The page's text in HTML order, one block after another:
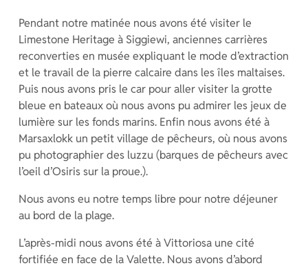
Pendant notre matinée nous avons été visiter le
Limestone Heritage à Siggiewi, anciennes carrières
reconverties en musée expliquant le mode d’extraction
et le travail de la pierre calcaire dans les îles maltaises.
Puis nous avons pris le car pour aller visiter la grotte
bleue en bateaux où nous avons pu admirer les jeux de
lumière sur les fonds marins. Enfin nous avons été à
Marsaxlokk un petit village de pêcheurs, où nous avons
pu photographier des luzzu (barques de pêcheurs avec
l’oeil d’Osiris sur la proue.).
Nous avons eu notre temps libre pour notre déjeuner
au bord de la plage.
L’après-midi nous avons été à Vittoriosa une cité
fortifiée en face de la Valette. Nous avons d’abord